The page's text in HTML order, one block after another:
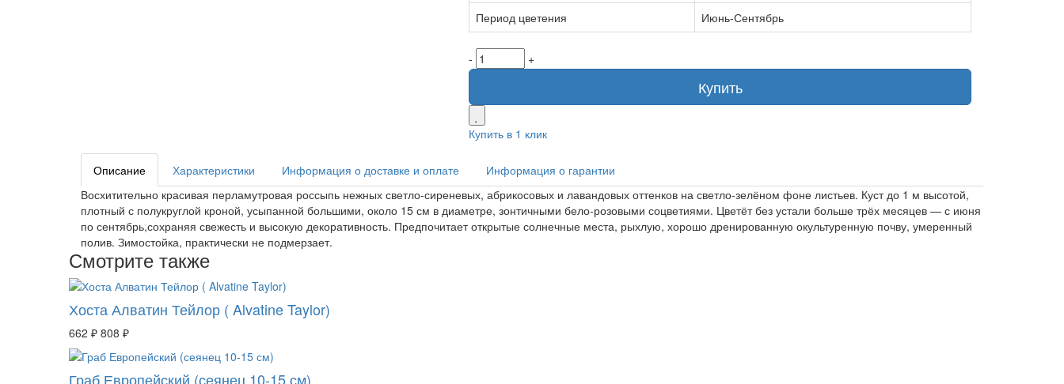
Период цветения
Июнь-Сентябрь
- +
Купить
Купить в 1 клик
Описание Характеристики Информация о доставке и оплате
Информация о гарантии
Восхитительно красивая перламутровая россыпь нежных светло-сиреневых, абрикосовых и лавандовых оттенков на светло-зелёном фоне листьев. Куст до 1 м высотой,
плотный с полукруглой кроной, усыпанной большими, около 15 см в диаметре, зонтичными бело-розовыми соцветиями. Цветёт без устали больше трёх месяцев — с июня
по сентябрь,сохраняя свежесть и высокую декоративность. Предпочитает открытые солнечные места, рыхлую, хорошо дренированную окультуренную почву, умеренный
полив. Зимостойка, практически не подмерзает.
Смотрите также
Хоста Алватин Тейлор ( Alvatine Taylor)
662 ₽ 808 ₽
Граб Европейский (сеянец 10-15 см)